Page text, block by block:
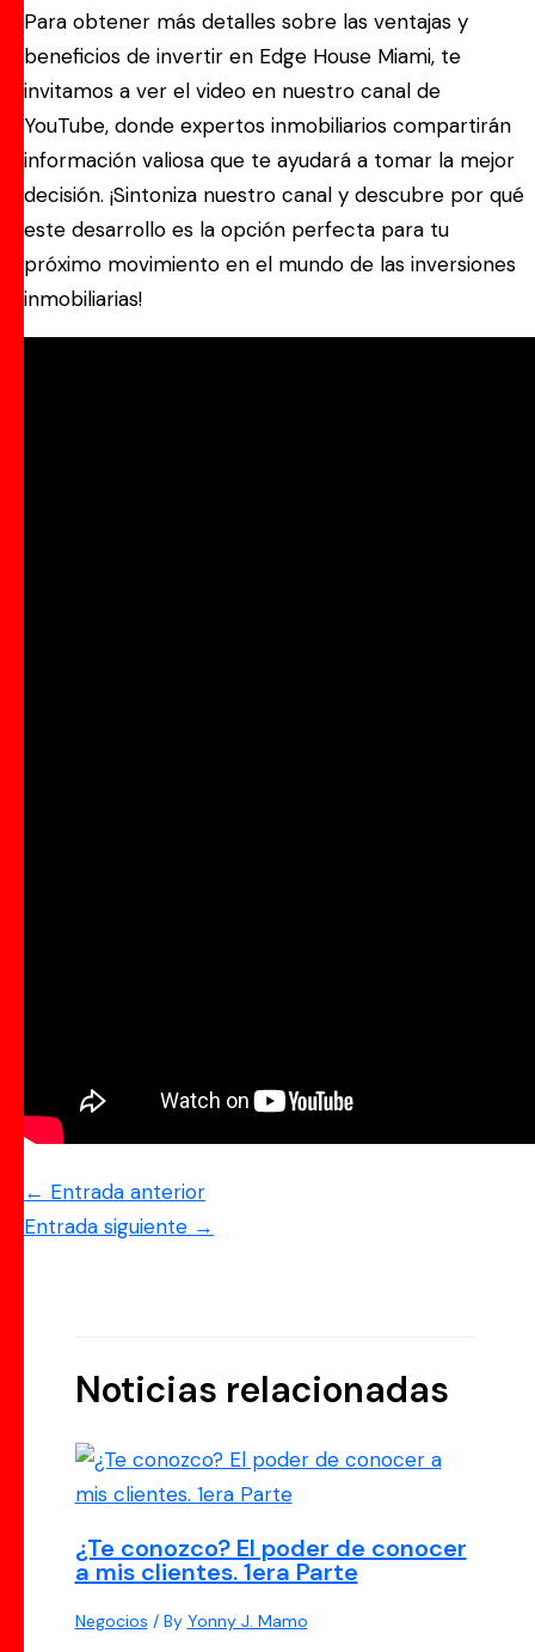
Para obtener más detalles sobre las ventajas y
beneficios de invertir en Edge House Miami, te
invitamos a ver el video en nuestro canal de
YouTube, donde expertos inmobiliarios compartirán
información valiosa que te ayudará a tomar la mejor
decisión. ¡Sintoniza nuestro canal y descubre por qué
este desarrollo es la opción perfecta para tu
próximo movimiento en el mundo de las inversiones
inmobiliarias!
← Entrada anterior
Entrada siguiente →
Noticias relacionadas
¿Te conozco? El poder de conocer
a mis clientes. 1era Parte
Negocios / By Yonny J. Mamo